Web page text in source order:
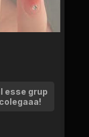
esse grup